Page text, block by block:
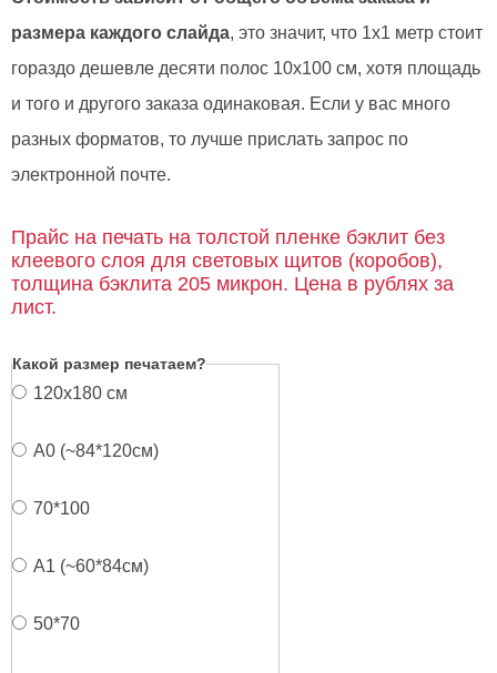
размера каждого слайда, это значит, что 1х1 метр стоит
гораздо дешевле десяти полос 10х100 см, хотя площадь
и того и другого заказа одинаковая. Если у вас много
разных форматов, то лучше прислать запрос по
электронной почте.
Прайс на печать на толстой пленке бэклит без
клеевого слоя для световых щитов (коробов),
толщина бэклита 205 микрон. Цена в рублях за
лист.
Какой размер печатаем?
120х180 см
А0 (~84*120см)
70*100
А1 (~60*84см)
50*70